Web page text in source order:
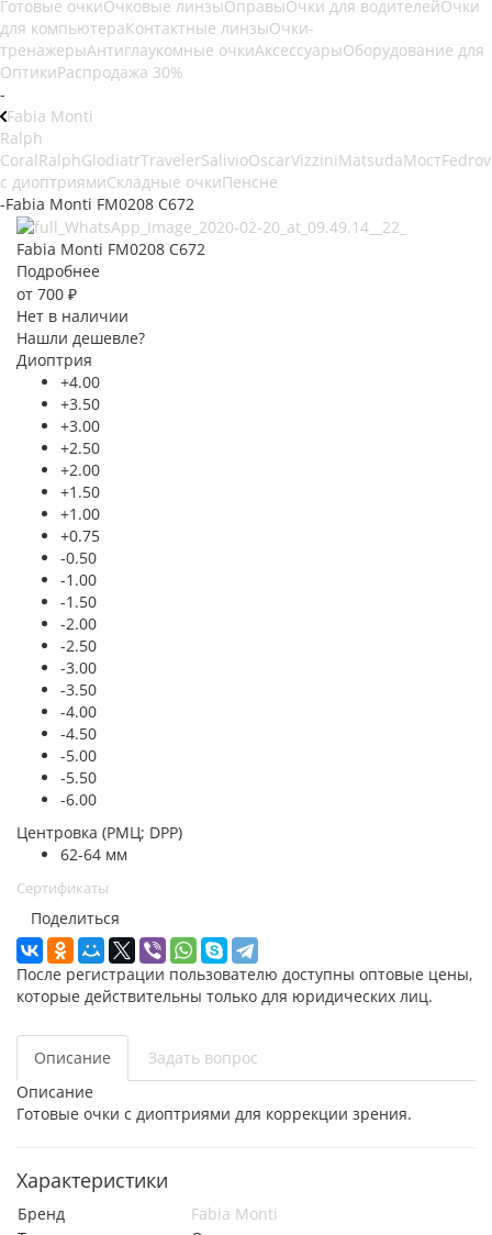
Готовые очкиОчковые линзыОправыОчки для водителейОчки
для компьютераКонтактные линзыОчки-
тренажерыАнтиглаукомные очкиАксессуарыОборудование для
ОптикиРаспродажа 30%
-
Fabia Monti
Ralph
CoralRalphGlodiatrTravelerSalivioOscarVizziniMatsudaМостFedrov
с диоптриямиСкладные очкиПенсне
-Fabia Monti FM0208 C672
Fabia Monti FM0208 C672
Подробнее
от 700 ₽
Нет в наличии
Нашли дешевле?
Диоптрия
+4.00
+3.50
+3.00
+2.50
+2.00
+1.50
+1.00
+0.75
-0.50
-1.00
-1.50
-2.00
-2.50
-3.00
-3.50
-4.00
-4.50
-5.00
-5.50
-6.00
Центровка (РМЦ; DPP)
62-64 мм
Сертификаты
Поделиться
После регистрации пользователю доступны оптовые цены,
которые действительны только для юридических лиц.
Описание
Задать вопрос
Описание
Готовые очки с диоптриями для коррекции зрения.
Характеристики
Бренд
Fabia Monti